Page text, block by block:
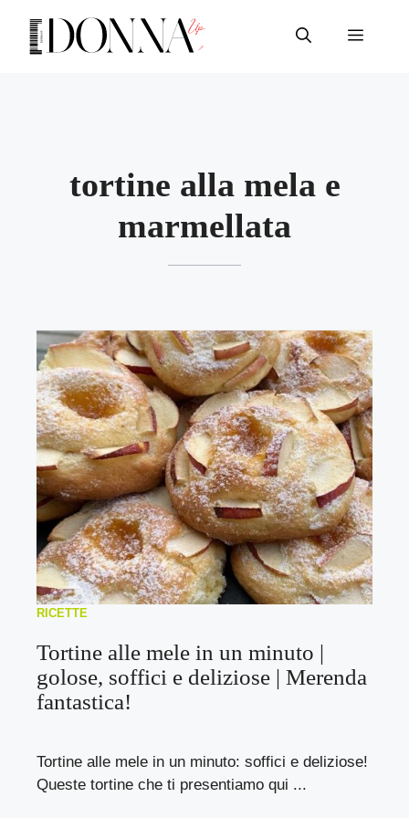
contenuto
Menu
tortine alla mela e
marmellata
RICETTE
Tortine alle mele in un minuto |
golose, soffici e deliziose | Merenda
fantastica!
Tortine alle mele in un minuto: soffici e deliziose!
Queste tortine che ti presentiamo qui ...